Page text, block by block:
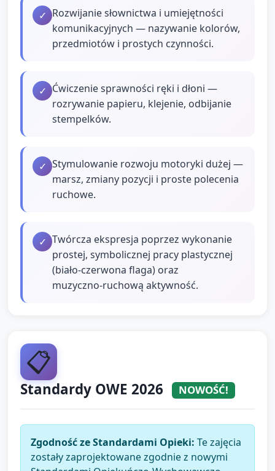
✓ Rozwijanie słownictwa i umiejętności
komunikacyjnych — nazywanie kolorów,
przedmiotów i prostych czynności.
✓ Ćwiczenie sprawności ręki i dłoni —
rozrywanie papieru, klejenie, odbijanie
stempelków.
✓ Stymulowanie rozwoju motoryki dużej —
marsz, zmiany pozycji i proste polecenia
ruchowe.
✓ Twórcza ekspresja poprzez wykonanie
prostej, symbolicznej pracy plastycznej
(biało‑czerwona flaga) oraz
muzyczno‑ruchową aktywność.
📋
Standardy OWE 2026 NOWOŚĆ!
Zgodność ze Standardami Opieki: Te zajęcia
zostały zaprojektowane zgodnie z nowymi